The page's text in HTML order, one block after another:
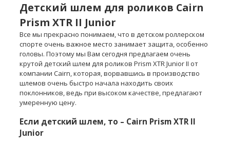
Детский шлем для роликов Cairn
Prism XTR II Junior
Все мы прекрасно понимаем, что в детском роллерском
спорте очень важное место занимает защита, особенно
головы. Поэтому мы Вам сегодня предлагаем очень
крутой детский шлем для роликов Prism XTR Junior II от
компании Cairn, которая, ворвавшись в производство
шлемов очень быстро начала находить своих
поклонников, ведь при высоком качестве, предлагают
умеренную цену.
Если детский шлем, то – Cairn Prism XTR II
Junior